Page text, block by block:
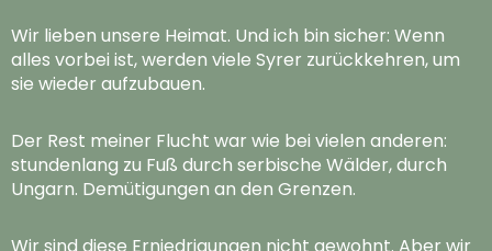
Wir lieben unsere Heimat. Und ich bin sicher: Wenn
alles vorbei ist, werden viele Syrer zurückkehren, um
sie wieder aufzubauen.
Der Rest meiner Flucht war wie bei vielen anderen:
stundenlang zu Fuß durch serbische Wälder, durch
Ungarn. Demütigungen an den Grenzen.